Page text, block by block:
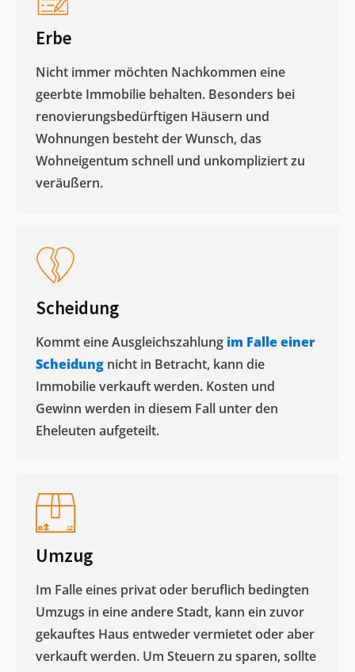
Erbe
Nicht immer möchten Nachkommen eine
geerbte Immobilie behalten. Besonders bei
renovierungsbedürftigen Häusern und
Wohnungen besteht der Wunsch, das
Wohneigentum schnell und unkompliziert zu
veräußern. ​
Scheidung
Kommt eine Ausgleichszahlung im Falle einer
Scheidung nicht in Betracht, kann die
Immobilie verkauft werden. Kosten und
Gewinn werden in diesem Fall unter den
Eheleuten aufgeteilt.​
Umzug
Im Falle eines privat oder beruflich bedingten
Umzugs in eine andere Stadt, kann ein zuvor
gekauftes Haus entweder vermietet oder aber
verkauft werden. Um Steuern zu sparen, sollte